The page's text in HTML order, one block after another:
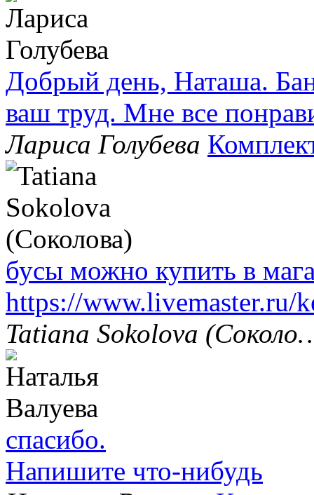
Добрый день, Наташа.
ваш труд. Мне все
Лариса Голубева
бусы можно купить в
https://www.livemaster.ru/
Tatiana Sokolova
спасибо.
Напишите что-нибудь